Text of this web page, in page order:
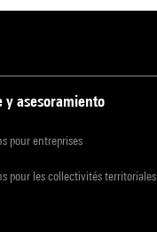
y asesoramiento
pour entreprises
pour les collectivités territoriales